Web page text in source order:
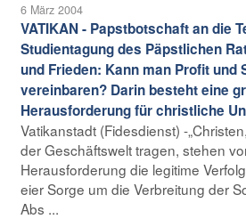
6 März 2004
VATIKAN - Papstbotschaft an die
Studientagung des Päpstlichen
und Frieden: Kann man Profit und
vereinbaren? Darin besteht eine
Herausforderung für christliche
Vatikanstadt (Fidesdienst) -
der Geschäftswelt tragen, stehen
Herausforderung die legitime
eier Sorge um die Verbreitung der
Abs ...